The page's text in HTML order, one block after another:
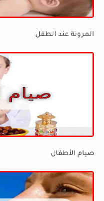
المرونة عند الطفل
صيام الأطفال